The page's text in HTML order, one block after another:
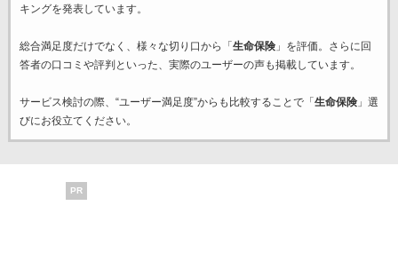
キングを発表しています。
総合満足度だけでなく、様々な切り口から「 生命保険」を評価。さらに回
答者の口コミや評判といった、実際のユーザーの声も掲載しています。
サービス検討の際、“ユーザー満足度”からも比較することで「 生命保険」選
びにお役立てください。
PR